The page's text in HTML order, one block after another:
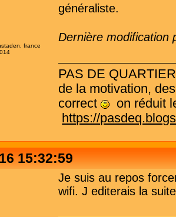
france
généraliste.
Dernière modification
PAS DE
de la motivation,
correct
on réduit
https://
15:32:59
Je suis au repos
wifi. J editerais la